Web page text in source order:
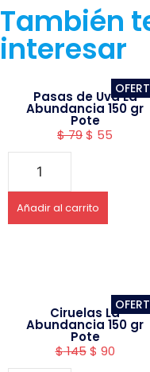
También
interesar
Pasas de Uva La
Abundancia 150 gr
Pote
$79$ 55
Añadir al carrito
Ciruelas La
Abundancia 150 gr
Pote
$145 $ 90